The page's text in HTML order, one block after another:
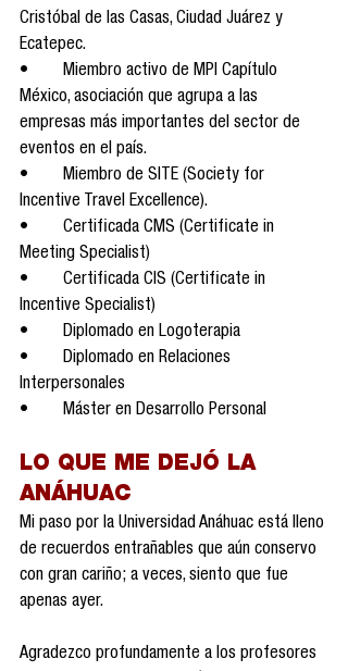
Cristóbal de las Casas, Ciudad Juárez y
Ecatepec.
•	Miembro activo de MPI Capítulo
México, asociación que agrupa a las
empresas más importantes del sector de
eventos en el país.
•	Miembro de SITE (Society for
Incentive Travel Excellence).
•	Certificada CMS (Certificate in
Meeting Specialist)
•	Certificada CIS (Certificate in
Incentive Specialist)
•	Diplomado en Logoterapia
•	Diplomado en Relaciones
Interpersonales
•	Máster en Desarrollo Personal
LO QUE ME DEJÓ LA
ANÁHUAC
Mi paso por la Universidad Anáhuac está lleno
de recuerdos entrañables que aún conservo
con gran cariño; a veces, siento que fue
apenas ayer.
Agradezco profundamente a los profesores